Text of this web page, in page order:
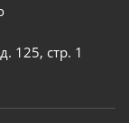
125, стр. 1